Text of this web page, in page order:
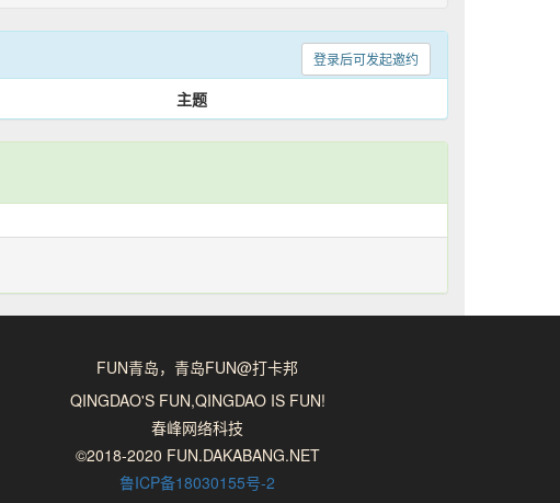
登录后可发起邀约
主题
FUN青岛，青岛FUN@打卡邦
QINGDAO'S FUN,QINGDAO IS FUN!
春峰网络科技
©2018-2020 FUN.DAKABANG.NET
鲁ICP备18030155号-2